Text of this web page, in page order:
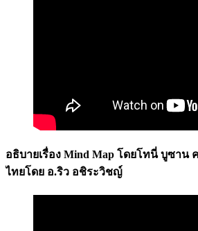
อธิบายเรื่อง Mind Map โดยโทนี่ บูซา
ไทยโดย อ.ริว อชิระวิชญ์